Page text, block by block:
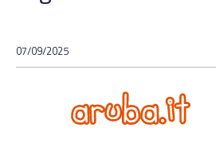
07/09/2025